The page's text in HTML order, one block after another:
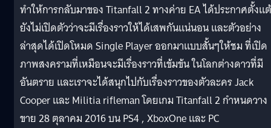
ทำให้การกลับมาของ Titanfall 2 ทางค่าย EA ได้ประกาศตั้งแต้
ยังไม่เปิดตัวว่าจะมีเรื่องราวให้ได้เสพกันแน่นอน และตัวอย่าง
ล่าสุดได้เปิดโหมด Single Player ออกมาแบบสั้นๆให้ชม ที่เปิด
ภาพสงครามที่เหมือนจะมีเรื่องราวที่เข้มข้น ในโลกต่างดาวที่มี
อันตราย และเราจะได้สนุกไปกับเรื่องราวของตัวละคร Jack
Cooper และ Militia rifleman โดยเกม Titanfall 2 กำหนดวาง
ขาย 28 ตุลาคม 2016 บน PS4 , XboxOne และ PC